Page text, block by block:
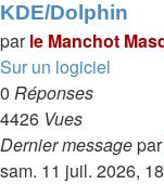
KDE/Dolphin
parle Manchot
Sur un logiciel
0 Réponses
4426 Vues
Dernier messagepar
sam. 11 juil. 2026,